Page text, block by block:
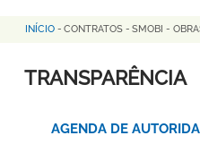
Trilha
de
INÍCIO - CONTRATOS - SMOBI -
TRANSPARÊNCIA
AGENDA DE